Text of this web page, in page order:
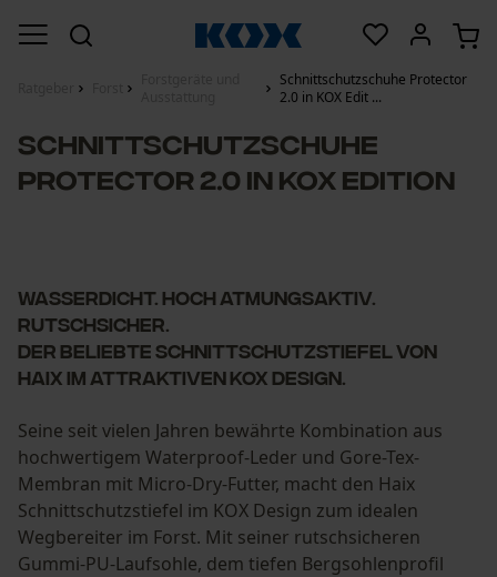
Schnittschutzschuhe Protector
2.0 in KOX Edit ...
Schnittschutzschuhe
Protector 2.0 in KOX Edition
Wasserdicht. Hoch atmungsaktiv.
Rutschsicher.
Der beliebte Schnittschutzstiefel von
Haix im attraktiven KOX Design.
Seine seit vielen Jahren bewährte Kombination aus
hochwertigem Waterproof-Leder und Gore-Tex-
Membran mit Micro-Dry-Futter, macht den Haix
Schnittschutzstiefel im KOX Design zum idealen
Wegbereiter im Forst. Mit seiner rutschsicheren
Gummi-PU-Laufsohle, dem tiefen Bergsohlenprofil